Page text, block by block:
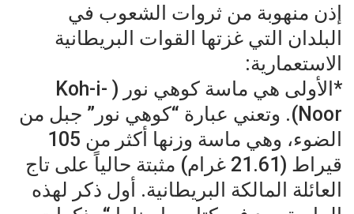
إذن منهوبة من ثروات الشعوب في
البلدان التي غزتها القوات البريطانية
الاستعمارية:
*الأولى هي ماسة كوهي نور ( Koh-i-
Noor). وتعني عبارة “كوهي نور” جبل من
الضوء، وهي ماسة وزنها أكثر من 105
قيراط (21.61 غرام) مثبتة حالياً على تاج
العائلة المالكة البريطانية. أول ذكر لهذه